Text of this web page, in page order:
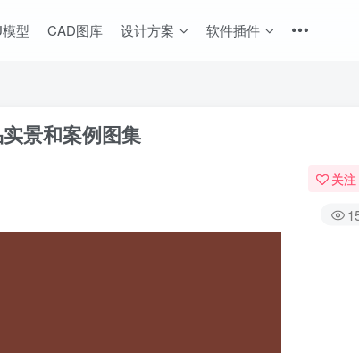
型 CAD图库 设计方案 软件插件
景和案例图集
关注